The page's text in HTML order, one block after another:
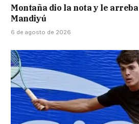
Montaña dio la nota y le
Mandiyú
6 de agosto de 2026